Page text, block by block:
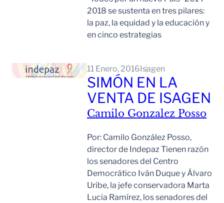
2018 se sustenta en tres pilares:
la paz, la equidad y la educación y
en cinco estrategias
11 Enero, 2016 Isagen
SIMÓN EN LA
VENTA DE ISAGEN
Camilo Gonzalez Posso
Por: Camilo González Posso,
director de Indepaz Tienen razón
los senadores del Centro
Democrático Iván Duque y Álvaro
Uribe, la jefe conservadora Marta
Lucia Ramírez, los senadores del